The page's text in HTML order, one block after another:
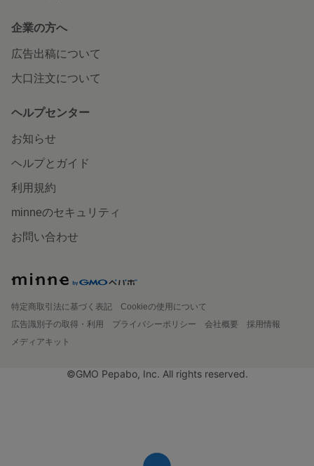
企業の方へ
広告出稿について
大口注文について
ヘルプセンター
お知らせ
ヘルプとガイド
利用規約
minneのセキュリティ
お問い合わせ
特定商取引法に基づく表記
Cookieの使用について
広告識別子の取得・利用
プライバシーポリシー 会社概要
採用情報
メディアキット
©GMO Pepabo, Inc. All rights reserved.